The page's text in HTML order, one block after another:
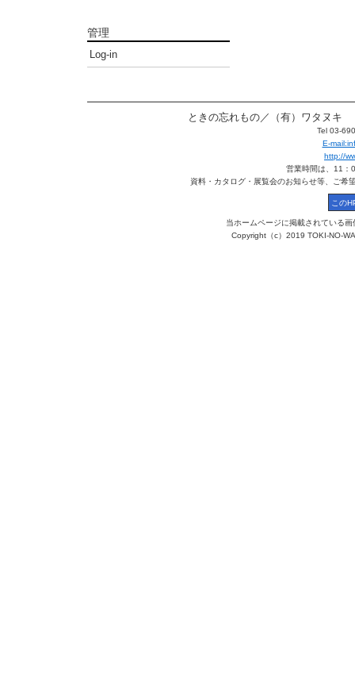
管理
Log-in
ときの忘れもの／（有）ワタヌキ
Tel 03-
E-
http://
営業時間は、11：
資料・カタログ・展覧会のお知らせ等、ご希
当ホームページに掲載されている
Copyright（c）2019 TOKI-NO-